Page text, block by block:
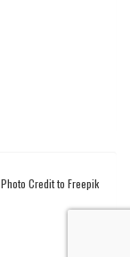
Credit to Freepik